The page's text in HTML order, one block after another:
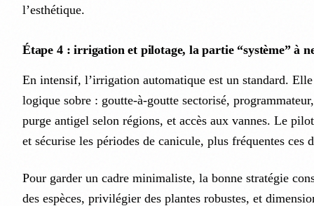
l’esthétique.
Étape 4 : irrigation et pilotage, la partie “système” à
En intensif, l’irrigation automatique est un standard.
logique sobre : goutte-à-goutte sectorisé,
purge antigel selon régions, et accès aux vannes. Le
et sécurise les périodes de canicule, plus fréquentes ces
Pour garder un cadre minimaliste, la bonne stratégie
des espèces, privilégier des plantes robustes, et